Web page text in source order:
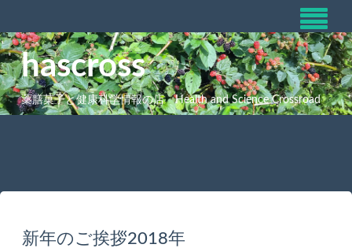
hascross
薬膳菓子と健康科学情報の店 Health and Science Crossroad
新年のご挨拶2018年